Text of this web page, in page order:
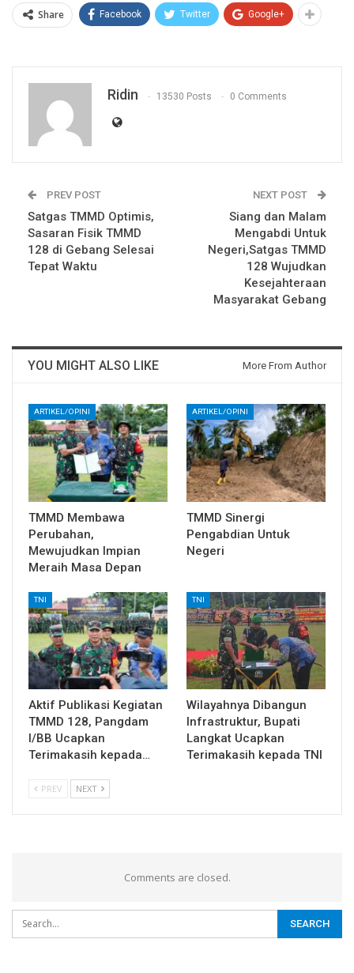
Share Facebook Twitter Google+
Ridin 13530 Posts 0 Comments
PREV POST
Satgas TMMD Optimis,
Sasaran Fisik TMMD
128 di Gebang Selesai
Tepat Waktu
NEXT POST
Siang dan Malam
Mengabdi Untuk
Negeri,Satgas TMMD
128 Wujudkan
Kesejahteraan
Masyarakat Gebang
YOU MIGHT ALSO LIKE More From Author
ARTIKEL/OPINI
TMMD Membawa
Perubahan,
Mewujudkan Impian
Meraih Masa Depan
ARTIKEL/OPINI
TMMD Sinergi
Pengabdian Untuk
Negeri
TNI
Aktif Publikasi Kegiatan
TMMD 128, Pangdam
I/BB Ucapkan
Terimakasih kepada…
TNI
Wilayahnya Dibangun
Infrastruktur, Bupati
Langkat Ucapkan
Terimakasih kepada TNI
PREV NEXT
Comments are closed.